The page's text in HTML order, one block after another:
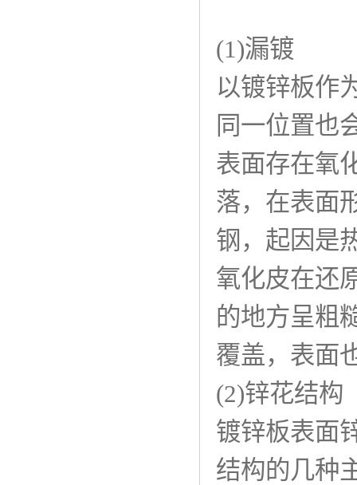
(1)漏镀
以镀锌板作
同一位置也
表面存在氧
落，在表面
钢，起因是
氧化皮在还
的地方呈粗
覆盖，表面
(2)锌花结构
镀锌板表面
结构的几种